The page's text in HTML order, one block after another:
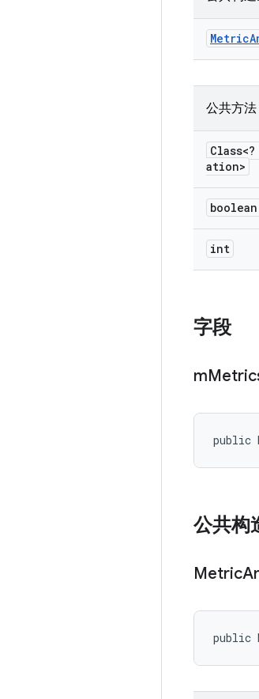
Metric
公共方法
ation>
boolean
int
字段
m
public
公共构
Metric
public